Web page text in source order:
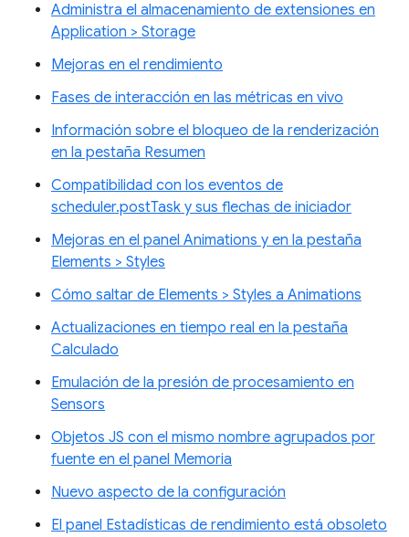
Administra el almacenamiento de extensiones en
Application > Storage
Mejoras en el rendimiento
Fases de interacción en las métricas en vivo
Información sobre el bloqueo de la renderización
en la pestaña Resumen
Compatibilidad con los eventos de
scheduler.postTask y sus flechas de iniciador
Mejoras en el panel Animations y en la pestaña
Elements > Styles
Cómo saltar de Elements > Styles a Animations
Actualizaciones en tiempo real en la pestaña
Calculado
Emulación de la presión de procesamiento en
Sensors
Objetos JS con el mismo nombre agrupados por
fuente en el panel Memoria
Nuevo aspecto de la configuración
El panel Estadísticas de rendimiento está obsoleto